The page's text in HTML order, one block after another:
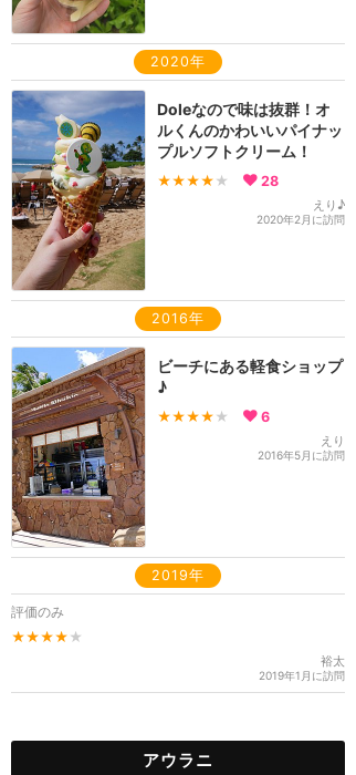
2020年
Doleなので味は抜群！オ
ルくんのかわいいパイナッ
プルソフトクリーム！
★★★★ ★ 28
えり♪
2020年2月に訪問
2016年
ビーチにある軽食ショップ
♪
★★★★ ★ 6
えり
2016年5月に訪問
2019年
評価のみ
★★★★ ★
裕太
2019年1月に訪問
アウラニ